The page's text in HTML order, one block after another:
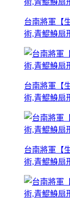
台南將軍【
術,青鯤鯓扇
台南將軍【
術,青鯤鯓扇
台南將軍【
術,青鯤鯓扇